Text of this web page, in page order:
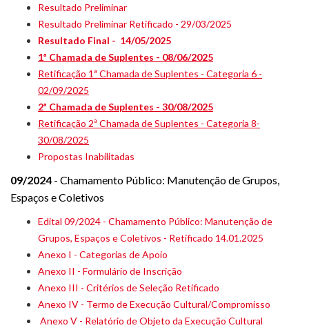
Resultado Preliminar
Resultado Preliminar Retificado - 29/03/2025
Resultado Final - 14/05/2025
1ª Chamada de Suplentes - 08/06/2025
Retificação 1ª Chamada de Suplentes - Categoria 6 -
02/09/2025
2ª Chamada de Suplentes - 30/08/2025
Retificação 2ª Chamada de Suplentes - Categoria 8-
30/08/2025
Propostas Inabilitadas
09/2024 - Chamamento Público: Manutenção de Grupos,
Espaços e Coletivos
Edital 09/2024 - Chamamento Público: Manutenção de
Grupos, Espaços e Coletivos - Retificado 14.01.2025
Anexo I - Categorias de Apoio
Anexo II - Formulário de Inscrição
Anexo III - Critérios de Seleção Retificado
Anexo IV - Termo de Execução Cultural/Compromisso
Anexo V - Relatório de Objeto da Execução Cultural